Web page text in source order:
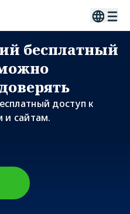
бесплатный
доступ к
и сайтам.